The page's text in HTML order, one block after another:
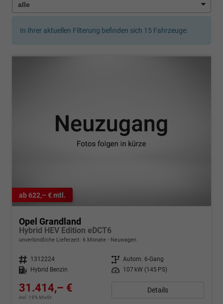
In Ihrer aktuellen Filterung befinden sich 15 Fahrzeuge:
ab 622,– € mtl.
Opel Grandland
Hybrid HEV Edition eDCT6
unverbindliche Lieferzeit: 6 Monate Neuwagen
Fahrzeugnr. 1312224 Getriebe Autom. 6-Gang
Kraftstoff
Hybrid Benzin Leistung 107 kW (145 PS)
31.414,– €
incl. 19% MwSt.
Details